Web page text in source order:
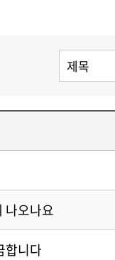
나오나요
합니다